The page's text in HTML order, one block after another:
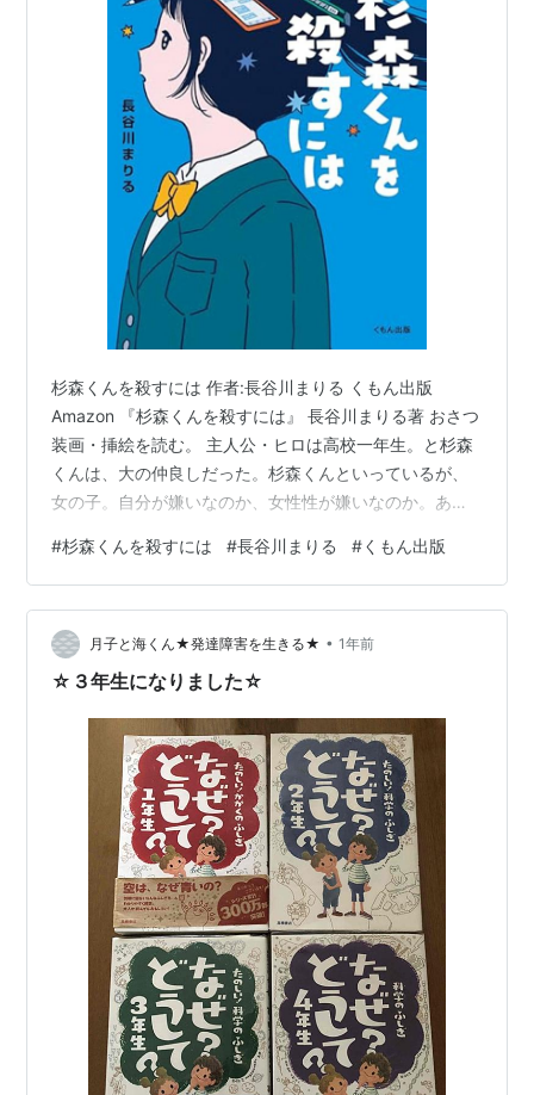
杉森くんを殺すには 作者:長谷川まりる くもん出版
Amazon 『杉森くんを殺すには』 長谷川まりる著 おさつ
装画・挿絵を読む。 主人公・ヒロは高校一年生。と杉森
くんは、大の仲良しだった。杉森くんといっているが、
女の子。自分が嫌いなのか、女性性が嫌いなのか。ある
という女の子なのかも。 ある日、大好きな関係が大嫌い
な関係になる。そんな経験をした人は多いだろう。ヒロ
はまとわりついてくる杉森くんが嫌になる。ウソを広め
たり、暴力をふるったり。LINEも既読スルー。 で、いつ
しか、殺したくなる。その理由を多々挙げる。イメージ
#杉森くんを殺すには #長谷川まりる #くもん出版
月子と海くん★発達障害を生きる★ • 1年前
☆３年生になりました☆